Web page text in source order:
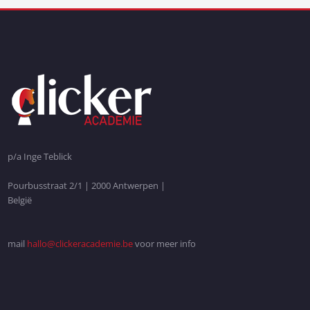
p/a Inge Teblick
Pourbusstraat 2/1 | 2000 Antwerpen |
België
mail hallo@clickeracademie.bevoor meer info